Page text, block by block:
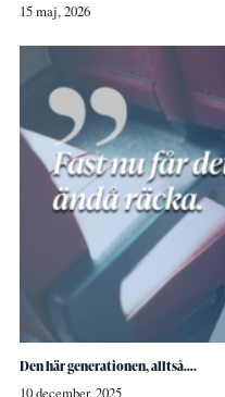
15 maj, 2026
Den här generationen, alltså….
10 december, 2025